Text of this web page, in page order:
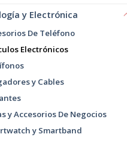
y Electrónica
De Teléfono
Electrónicos
y Cables
y Accesorios De Negocios
y Smartband